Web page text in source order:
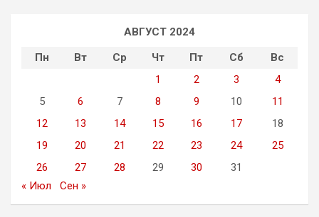
АВГУСТ 2024
Пн
Вт Ср Чт Пт Сб
Вс
1
2 3
4
5
6 7 8 9 10
11
12
13 14 15 16 17
18
19
20 21 22 23 24
25
26
27 28 29 30
31
« Июл
Сен »